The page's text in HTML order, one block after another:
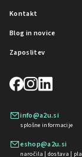
Kontakt
Blog in novice
Zaposlitev
info@a2u.si
splošne informacije
eshop@a2u.si
naročila | dostava |